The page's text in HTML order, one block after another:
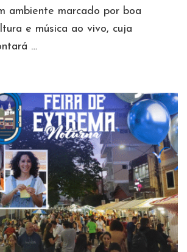
ambiente marcado por boa
e música ao vivo, cuja
…